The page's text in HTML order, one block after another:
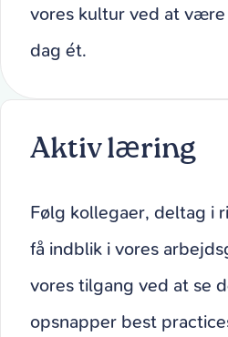
vores kultur ved at
dag ét.
Aktiv læring
Følg kollegaer, deltag i
få indblik i vores
vores tilgang ved at se
opsnapper best